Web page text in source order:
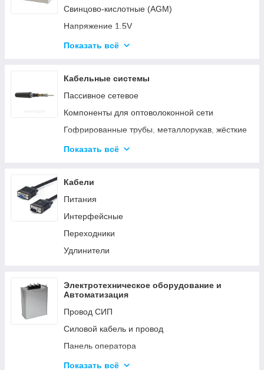
Свинцово-кислотные (AGM)
Напряжение 1.5V
Напряжение 3V
Напряжение 6V-9V
Напряжение 12V
Аксессуары для элементов питания
Показать всё
Кабельные системы
Пассивное сетевое
Компоненты для оптоволоконной сети
Гофрированные трубы, металлорукав, жёсткие
Показать всё
Кабели
Питания
Интерфейсные
Переходники
Удлинители
Электротехническое оборудование и
Автоматизация
Провод СИП
Силовой кабель и провод
Панель оператора
Системы молниезащиты и заземления
Показать всё